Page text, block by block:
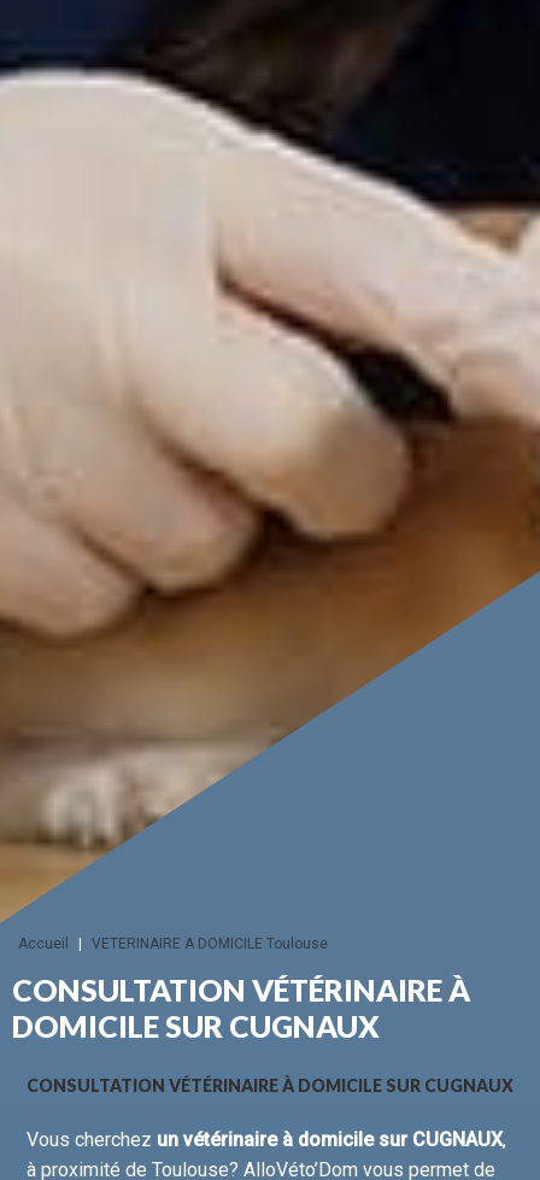
Accueil VETERINAIRE A DOMICILE Toulouse
CONSULTATION VÉTÉRINAIRE À
DOMICILE SUR CUGNAUX
CONSULTATION VÉTÉRINAIRE À DOMICILE SUR CUGNAUX
Vous cherchez un vétérinaire à domicile sur CUGNAUX,
à proximité de Toulouse? AlloVéto’Dom vous permet de